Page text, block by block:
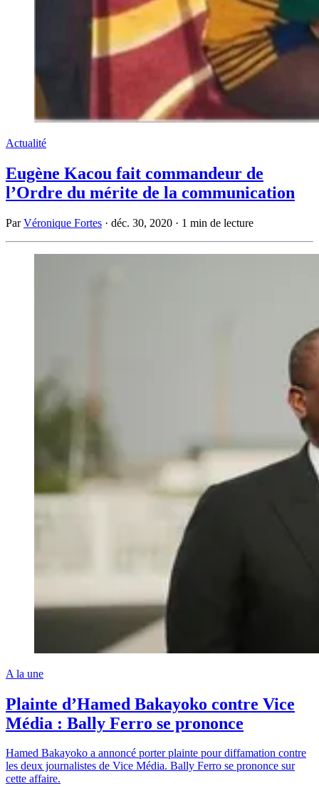
Actualité
Eugène Kacou fait commandeur de
l’Ordre du mérite de la communication
ParVéronique Fortes · déc. 30, 2020 · 1 min de lecture
A la une
Plainte d’Hamed Bakayoko contre Vice
Média : Bally Ferro se prononce
Hamed Bakayoko a annoncé porter plainte pour diffamation contre
les deux journalistes de Vice Média. Bally Ferro se prononce sur
cette affaire.